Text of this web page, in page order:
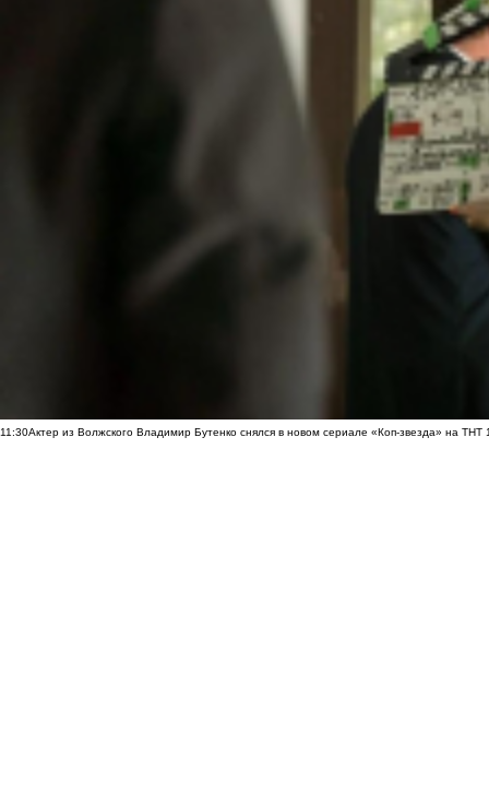
11:30Актер из Волжского Владимир Бутенко снялся в новом сериале «Коп-звезда» на ТНТ